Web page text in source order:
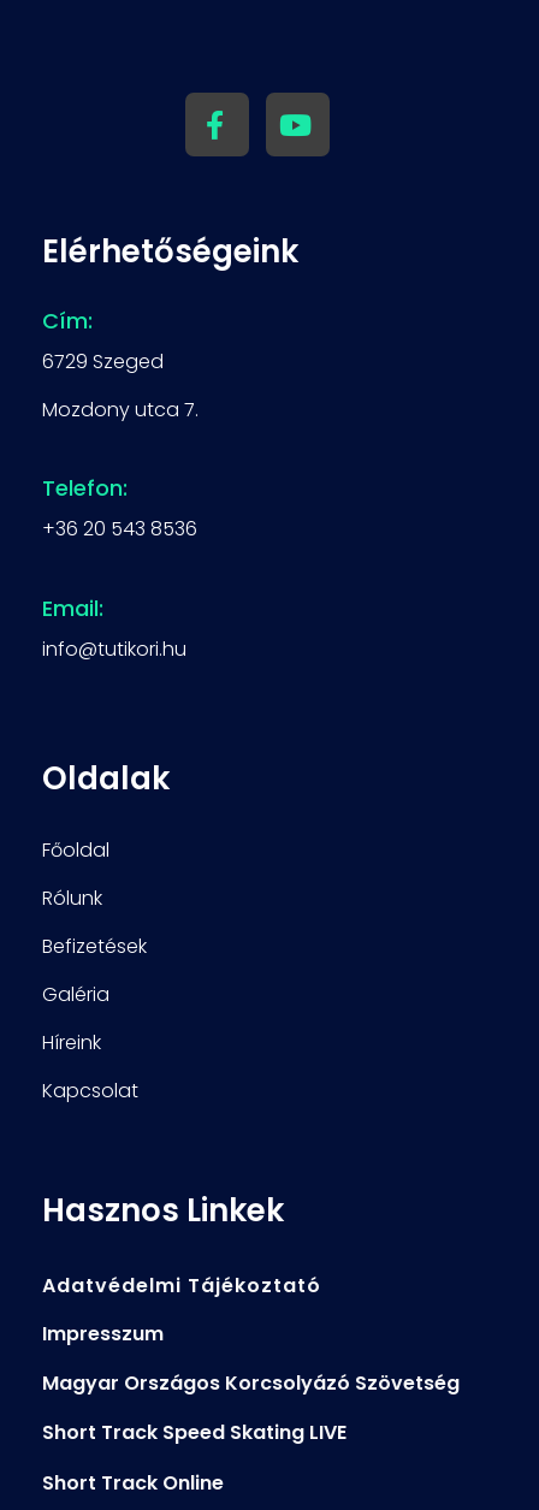
Elérhetőségeink
Cím:
6729 Szeged
Mozdony utca 7.
Telefon:
+36 20 543 8536
Email:
info@tutikori.hu
Oldalak
Főoldal
Rólunk
Befizetések
Galéria
Híreink
Kapcsolat
Hasznos Linkek
Adatvédelmi Tájékoztató
Impresszum
Magyar Országos Korcsolyázó Szövetség
Short Track Speed Skating LIVE
Short Track Online